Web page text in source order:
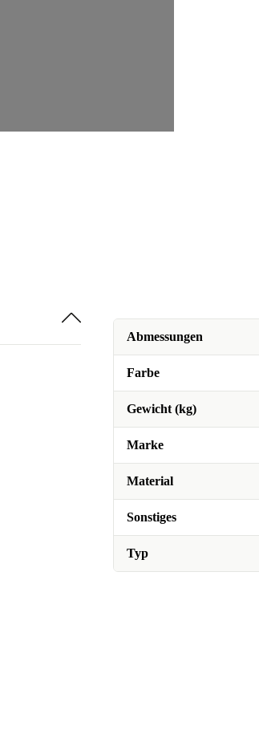
Abmessungen
Farbe
Gewicht (kg)
Marke
Material
Sonstiges
Typ